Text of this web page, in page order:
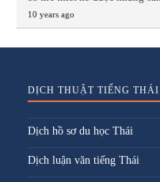
10 years ago
DỊCH THUẬT TIẾNG THÁI
Dịch hồ sơ du học Thái
Dịch luận văn tiếng Thái